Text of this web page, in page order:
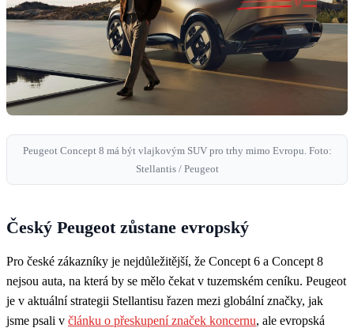
Peugeot Concept 8 má být vlajkovým SUV pro trhy mimo Evropu. Foto:
Stellantis / Peugeot
Český Peugeot zůstane evropský
Pro české zákazníky je nejdůležitější, že Concept 6 a Concept 8
nejsou auta, na která by se mělo čekat v tuzemském ceníku. Peugeot
je v aktuální strategii Stellantisu řazen mezi globální značky, jak
jsme psali v článku o přeskupení značek koncernu, ale evropská